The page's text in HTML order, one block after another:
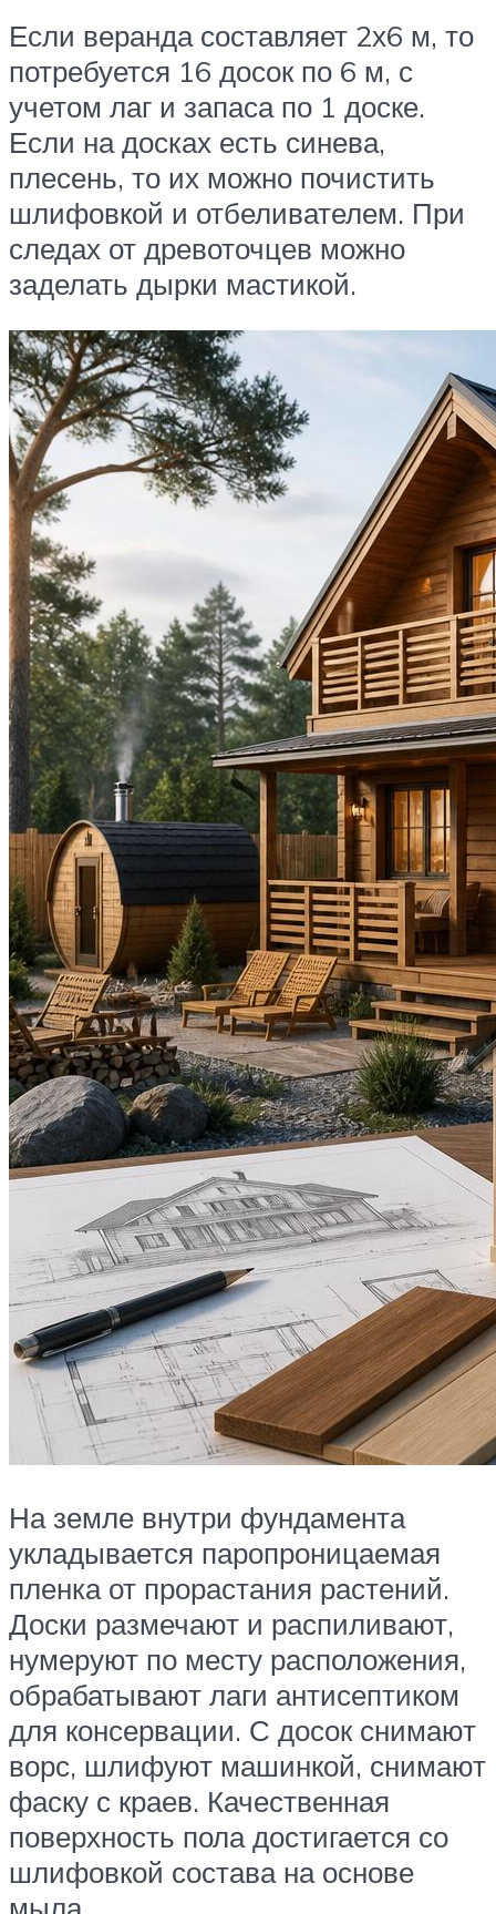
Если веранда составляет 2х6 м, то
потребуется 16 досок по 6 м, с
учетом лаг и запаса по 1 доске.
Если на досках есть синева,
плесень, то их можно почистить
шлифовкой и отбеливателем. При
следах от древоточцев можно
заделать дырки мастикой.
На земле внутри фундамента
укладывается паропроницаемая
пленка от прорастания растений.
Доски размечают и распиливают,
нумеруют по месту расположения,
обрабатывают лаги антисептиком
для консервации. С досок снимают
ворс, шлифуют машинкой, снимают
фаску с краев. Качественная
поверхность пола достигается со
шлифовкой состава на основе